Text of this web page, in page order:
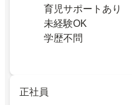
育児サポートあり
未経験OK
学歴不問
正社員